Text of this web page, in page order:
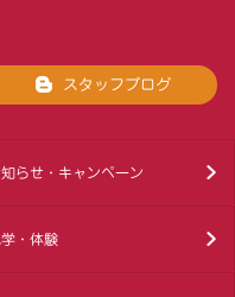
スタッフブログ
知らせ・キャンペーン
学・体験